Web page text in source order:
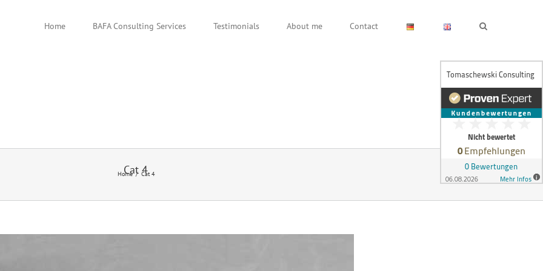
Home BAFA Consulting Services Testimonials About me Contact
Cat 4
Home Cat 4